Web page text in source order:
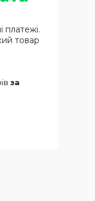
платежі.
товар
за